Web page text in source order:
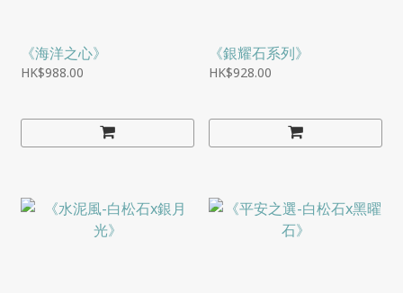
《海洋之心》
HK$988.00
《銀耀石系列》
HK$928.00